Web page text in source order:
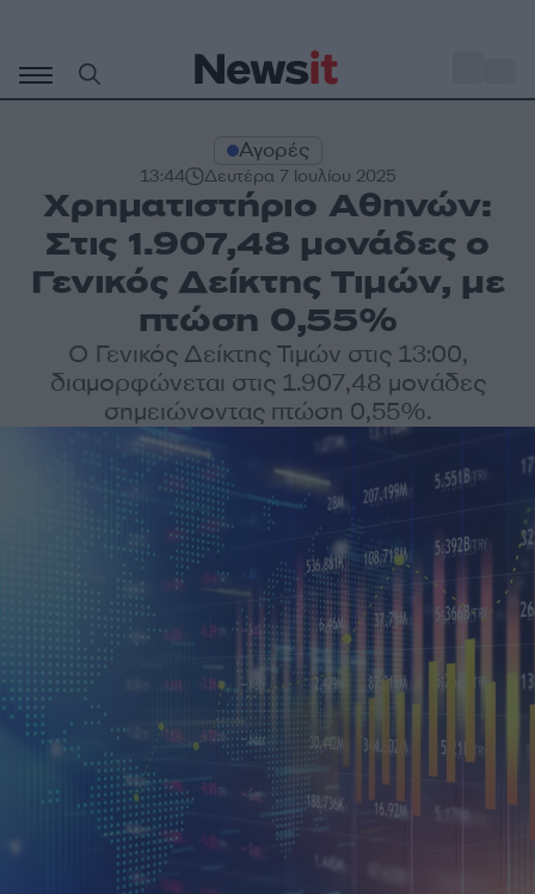
περιεχόμενο
Αγορές
13:44 Δευτέρα 7 Ιουλίου 2025
Χρηματιστήριο Αθηνών:
Στις 1.907,48 μονάδες ο
Γενικός Δείκτης Τιμών, με
πτώση 0,55%
O Γενικός Δείκτης Τιμών στις 13:00,
διαμορφώνεται στις 1.907,48 μονάδες
σημειώνοντας πτώση 0,55%.